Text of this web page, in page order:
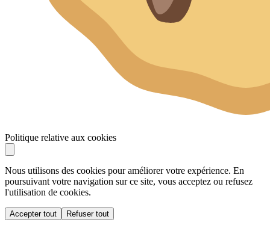
Politique relative aux cookies
Nous utilisons des cookies pour améliorer votre expérience. En
poursuivant votre navigation sur ce site, vous acceptez ou refusez
l'utilisation de cookies.
Accepter tout Refuser tout